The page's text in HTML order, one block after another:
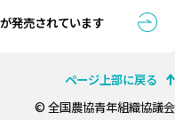
発売されています
ページ上部に戻る
© 全国農協青年組織協議会